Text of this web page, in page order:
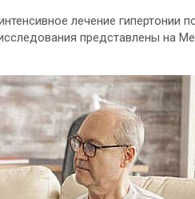
лечение гипертонии
представлены на